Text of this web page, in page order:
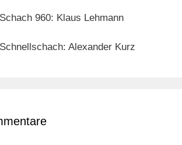
960: Klaus Lehmann
Alexander Kurz